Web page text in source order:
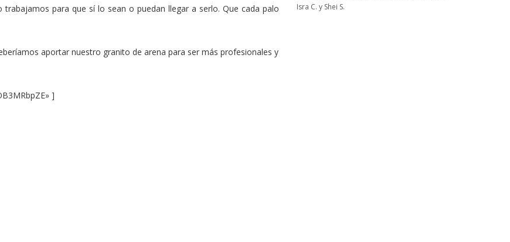
para que sí lo sean o puedan llegar a serlo. Que cada palo
aportar nuestro granito de arena para ser más profesionales y
]
Isra C. y Shei S.